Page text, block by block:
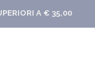
A € 35,00